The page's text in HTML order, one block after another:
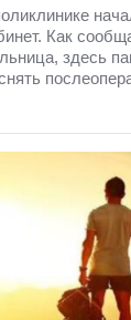
Как
здесь